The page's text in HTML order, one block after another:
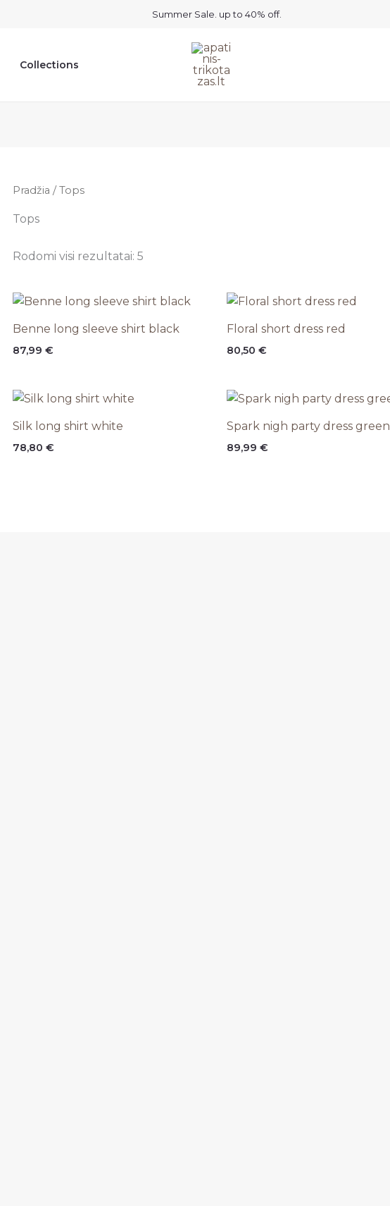
Summer Sale. up to 40% off.
Collections
Pradžia / Tops
Tops
Rodomi visi rezultatai: 5
Benne long sleeve shirt black
87,99 €
Floral short dress red
80,50 €
Silk long shirt white
78,80 €
Spark nigh party dress green
89,99 €